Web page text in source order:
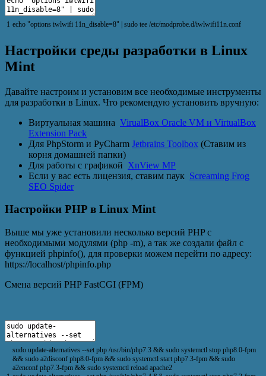
1 echo "options iwlwifi 11n_disable=8" sudo tee /etc/modprobe.d/iwlwifi11n.conf
Настройки среды разработки в Linux
Mint
Давайте настроим и установим все необходимые инструменты
для разработки в Linux. Что рекомендую установить вручную:
Виртуальная машина VirualBox Oracle VM и VirtualBox
Extension Pack
Для PhpStorm и PyCharm Jetbrains Toolbox (Ставим из
корня домашней папки)
Для работы с графикой XnView MP
Если у вас есть лицензия, ставим паук Screaming Frog
SEO Spider
Настройки PHP в Linux Mint
Выше мы уже установили несколько версий PHP с
необходимыми модулями (php -m), а так же создали файл с
функцией phpinfo(), для проверки можем перейти по адресу:
https://localhost/phpinfo.php
Cмена версий PHP FastCGI (FPM)
sudo update-alternatives --set php /usr/bin/php7.3 && sudo systemctl stop php8.0-fpm
&& sudo a2disconf php8.0-fpm && sudo systemctl start php7.3-fpm && sudo
a2enconf php7.3-fpm && sudo systemctl reload apache2